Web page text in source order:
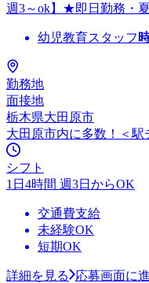
週3～ok】★即日勤務・
幼児教育スタッフ
勤務地
面接地
栃木県大田原市
大田原市内に多数！＜駅
シフト
1日4時間 週3日からOK
交通費支給
未経験OK
短期OK
詳細を見る 応募画面に